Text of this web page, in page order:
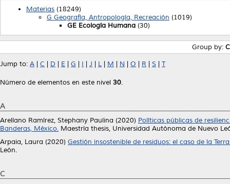
Materias (18249)
G Geografía, Antropología, Recreación (1019)
GE Ecología Humana (30)
Group by:
Jump to: A C D E G I J L M N O R S T
Número de elementos en este nivel 30.
A
Arellano Ramírez, Stephany Paulina (2020) Políticas públicas de
Banderas, México. Maestría thesis, Universidad Autónoma de Nuevo
Arpaia, Laura (2020) Gestión insostenible de residuos: el caso de la
León.
C